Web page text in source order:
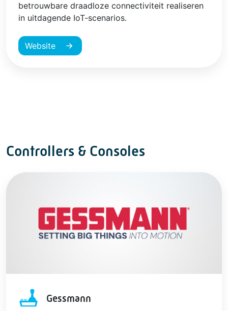
betrouwbare draadloze connectiviteit realiseren
in uitdagende IoT‑scenarios.
Website
Controllers & Consoles
Gessmann